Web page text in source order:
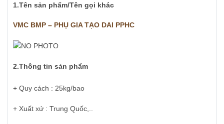
1.Tên sản phẩm/Tên gọi khác
VMC BMP – PHỤ GIA TẠO DAI PPHC
2.Thông tin sản phẩm
+ Quy cách : 25kg/bao
+ Xuất xứ : Trung Quốc,..